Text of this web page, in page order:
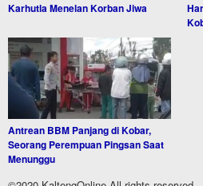
Karhutla Menelan Korban Jiwa
Antrean BBM Panjang di Kobar,
Seorang Perempuan Pingsan Saat
Menunggu